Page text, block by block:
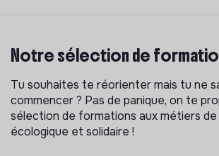
Notre sélection de
Tu souhaites te réorienter mais tu ne
commencer ? Pas de panique, on te
sélection de formations aux métiers
écologique et solidaire !